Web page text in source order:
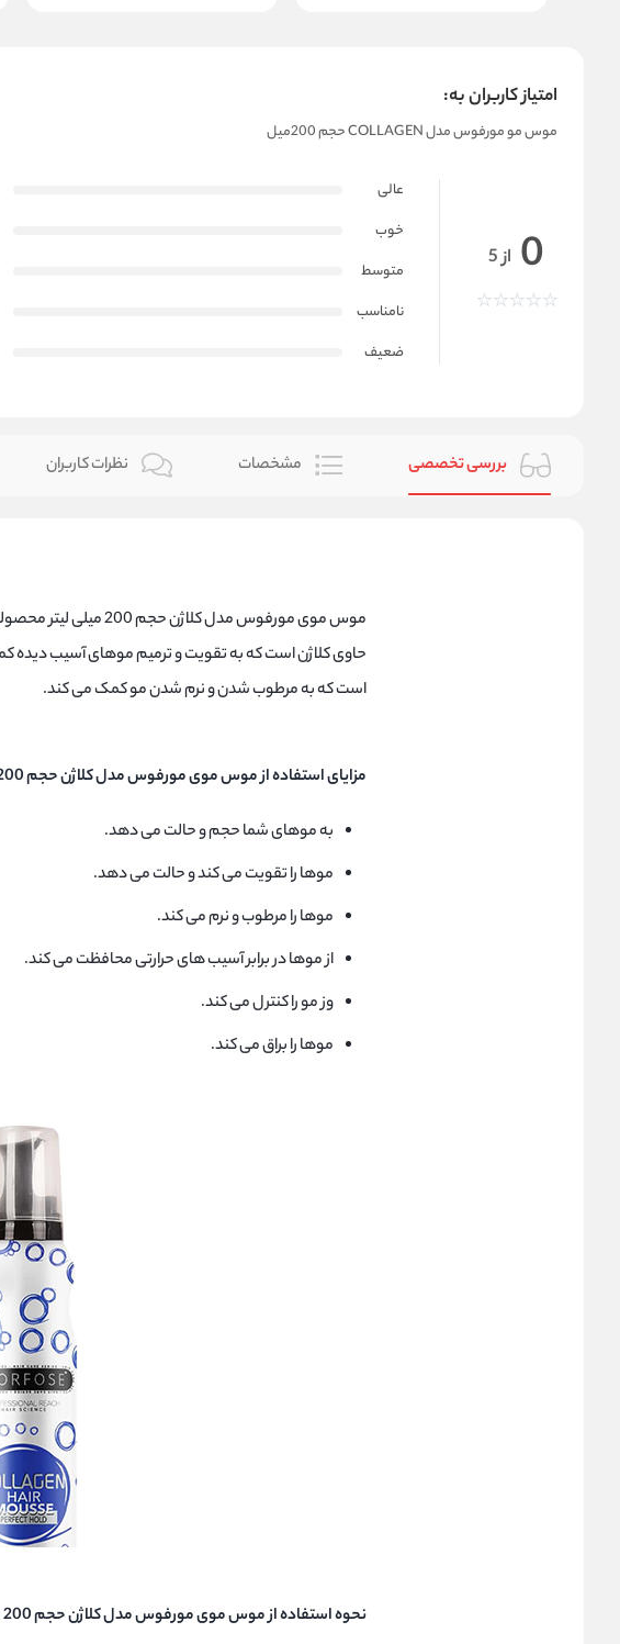
امتیاز کاربران به:
موس مو مورفوس مدل COLLAGEN حجم 200میل
0 از 5
عالی
خوب
متوسط
نامناسب
ضعیف
بررسی تخصصی مشخصات نظرات کاربران
موس موی مورفوس مدل
حاوی کلاژن است که به تقویت و ترمیم موهای آسیب دیده
است که به مرطوب شدن و نرم شدن مو کمک می کند.
مزایای استفاده از موس موی مورفوس مدل کلاژن حجم 200 میلی لیتر:
به موهای شما حجم و حالت می دهد.
موها را تقویت می کند و حالت می دهد.
موها را مرطوب و نرم می کند.
از موها در برابر آسیب های حرارتی محافظت می کند.
وز مو را کنترل می کند.
موها را براق می کند.
نحوه استفاده از موس موی مورفوس مدل کلاژن حجم 200 میلی لیتر: